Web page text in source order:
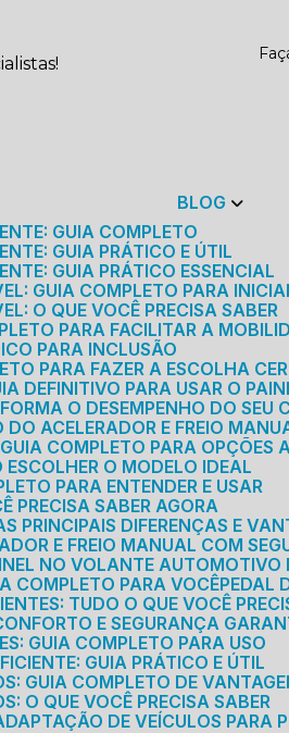
BLOG
GUIA COMPLETO
GUIA PRÁTICO E ÚTIL
GUIA PRÁTICO ESSENCIAL
GUIA COMPLETO PARA
O QUE VOCÊ PRECISA SABER
PARA FACILITAR A
PARA INCLUSÃO
PARA FAZER A ESCOLHA
DEFINITIVO PARA USAR O
O DESEMPENHO DO SEU
ACELERADOR E FREIO
COMPLETO PARA OPÇÕES
ESCOLHER O MODELO IDEAL
PARA ENTENDER E USAR
PRECISA SABER AGORA
PRINCIPAIS DIFERENÇAS E
E FREIO MANUAL COM
NO VOLANTE
COMPLETO PARA VOCÊ
TUDO O QUE VOCÊ
E SEGURANÇA
GUIA COMPLETO PARA USO
GUIA PRÁTICO E ÚTIL
GUIA COMPLETO DE
O QUE VOCÊ PRECISA SABER
DE VEÍCULOS PARA